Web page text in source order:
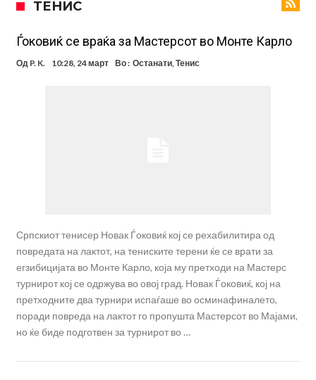
Тикет на денот (петок, 07.08.2026)
Фиренца во транс од Мастантоно
ТЕНИС
Ѓоковиќ се враќа за Мастерсот во Монте Карло
Од P. K. 10:28, 24 март Во : Останати, Тенис
Српскиот тенисер Новак Ѓоковиќ кој се рехабилитира од
повредата на лактот, на тениските терени ќе се врати за
егзибицијата во Монте Карло, која му претходи на Мастерс
турнирот кој се одржува во овој град. Новак Ѓоковиќ, кој на
претходните два турнири испаѓаше во осминафиналето,
поради повреда на лактот го пропушта Мастерсот во Мајами,
но ќе биде подготвен за турнирот во …